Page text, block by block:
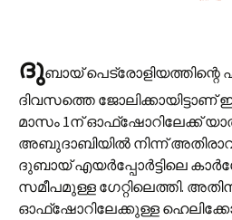
ദുബായ് പെട്രോളിയത്തിന്റെ
ദിവസത്തെ ജോലിക്കായിട്ടാണ്
മാസം 1ന് ഓഫ്‌ഷോറിലേക്ക്
അബുദാബിയില്‍ നിന്ന്
ദുബായ് എയര്‍പ്പോര്‍ട്ടിലെ
സമീപമുള്ള ഗേറ്റിലെത്തി.
ഓഫ്‌ഷോറിലേക്കുള്ള